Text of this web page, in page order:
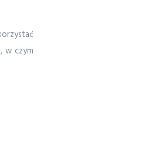
w czym